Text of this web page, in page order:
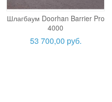
Шлагбаум Doorhan Barrier Pro
4000
53 700,00 руб.